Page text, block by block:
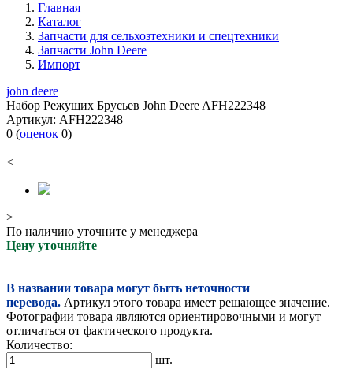
Главная
Каталог
Запчасти для сельхозтехники и спецтехники
Запчасти John Deere
Импорт
john deere
Набор Режущих Брусьев John Deere AFH222348
Артикул: AFH222348
0 (оценок 0)
<
>
По наличию уточните у менеджера
Цену уточняйте
В названии товара могут быть неточности
перевода. Артикул этого товара имеет решающее значение.
Фотографии товара являются ориентировочными и могут
отличаться от фактического продукта.
Количество:
шт.